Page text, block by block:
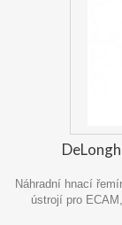
Náhradní hnací
ústrojí pro